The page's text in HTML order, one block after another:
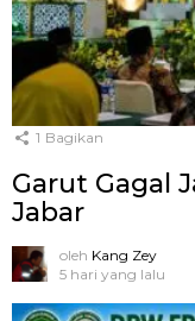
1 Bagikan
Garut Gagal
Jabar
oleh Kang Zey
5 hari yang lalu